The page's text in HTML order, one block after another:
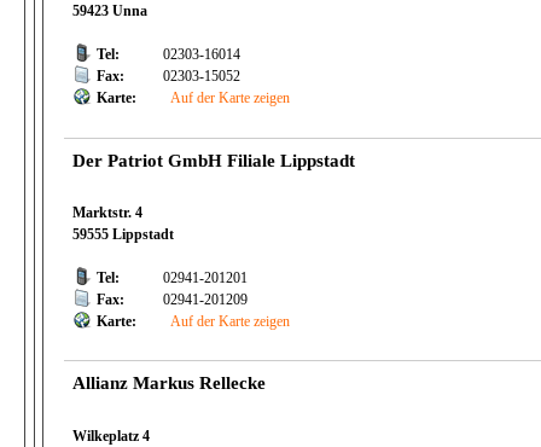
59423 Unna
Tel:
02303-16014
Fax:
02303-15052
Karte:
Auf der Karte zeigen
Der Patriot GmbH Filiale Lippstadt
Marktstr. 4
59555 Lippstadt
Tel:
02941-201201
Fax:
02941-201209
Karte:
Auf der Karte zeigen
Allianz Markus Rellecke
Wilkeplatz 4